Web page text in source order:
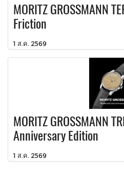
MORITZ GROSSMANN
Friction
1 ส.ค. 2569
MORITZ GROSSMANN
Anniversary Edition
1 ส.ค. 2569